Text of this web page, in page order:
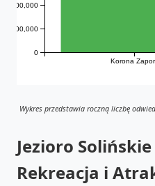
Korona
0
100,000
200,000
Wykres przedstawia roczną liczbę
Jezioro
Rekreacja i